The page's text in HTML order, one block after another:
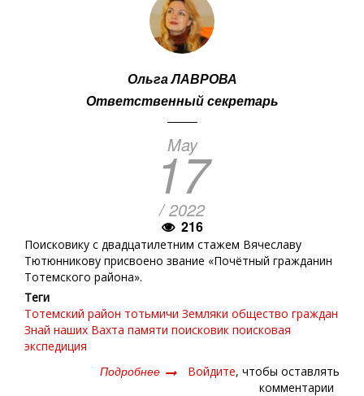
Ольга ЛАВРОВА
Ответственный секретарь
May
17
/ 2022
216
Поисковику с двадцатилетним стажем Вячеславу
Тютюнникову присвоено звание «Почётный гражданин
Тотемского района».
Теги
Тотемский район тотьмичи Земляки общество граждан
Знай наших Вахта памяти поисковик поисковая
экспедиция
Подробнее о
Войдите, чтобы оставлять
комментарии